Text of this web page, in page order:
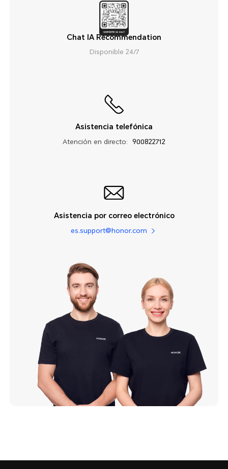
Chat IA Recommendation
Disponible 24/7
Asistencia telefónica
Atención en directo: 900822712
Asistencia por correo electrónico
es.support@honor.com